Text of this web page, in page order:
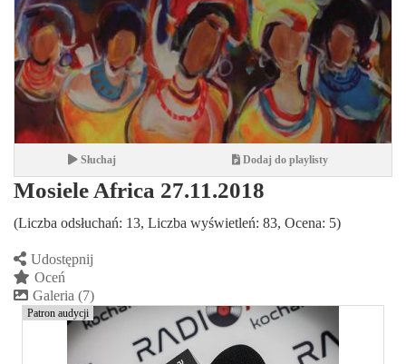
Słuchaj Dodaj do playlisty
Mosiele Africa 27.11.2018
(Liczba odsłuchań: 13, Liczba wyświetleń: 83, Ocena: 5)
Udostępnij
Oceń
Galeria (7)
Patron audycji